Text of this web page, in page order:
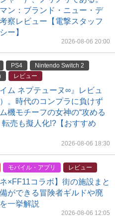
マン：ブランド・ニュー・デ
察レビュー【電撃スタッフ
ー】
2026-08-06 20:00
PS4
Nintendo Switch 2
レビュー
ム ネプテューヌ∞』レビュ
。時代のコンプラに負けず
機モチーフの女神の“攻める
転売も擬人化!?【おすすめ
2026-08-06 18:30
モバイル・アプリ レビュー
×FF11コラボ】街の施設まと
ができる冒険者ギルドや廃
一挙解説
2026-08-06 12:05